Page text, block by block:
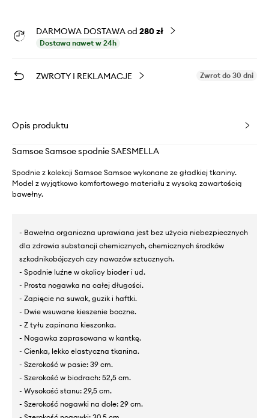
DARMOWA DOSTAWA od 280 zł
Dostawa nawet w 24h
ZWROTY I REKLAMACJE Zwrot do 30 dni
Opis produktu
Samsoe Samsoe spodnie SAESMELLA
Spodnie z kolekcji Samsoe Samsoe wykonane ze gładkiej tkaniny.
Model z wyjątkowo komfortowego materiału z wysoką zawartością
bawełny.
- Bawełna organiczna uprawiana jest bez użycia niebezpiecznych
dla zdrowia substancji chemicznych, chemicznych środków
szkodnikobójczych czy nawozów sztucznych.
- Spodnie luźne w okolicy bioder i ud.
- Prosta nogawka na całej długości.
- Zapięcie na suwak, guzik i haftki.
- Dwie wsuwane kieszenie boczne.
- Z tyłu zapinana kieszonka.
- Nogawka zaprasowana w kantkę.
- Cienka, lekko elastyczna tkanina.
- Szerokość w pasie: 39 cm.
- Szerokość w biodrach: 52,5 cm.
- Wysokość stanu: 29,5 cm.
- Szerokość nogawki na dole: 29 cm.